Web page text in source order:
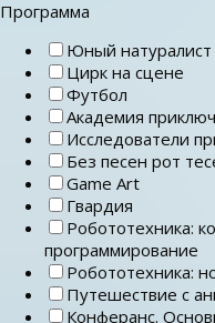
Программа
Юный натуралист
Цирк на сцене
Футбол
Академия
Исследователи
Без песен рот
Game Art
Гвардия
Робототехника:
программирование
Робототехника:
Путешествие с
Конферанс.